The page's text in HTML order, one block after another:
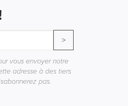
>
vous envoyer notre
adresse à des tiers
pas.